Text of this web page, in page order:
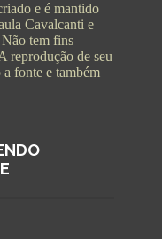
e é mantido
Cavalcanti e
tem fins
reprodução de seu
fonte e também